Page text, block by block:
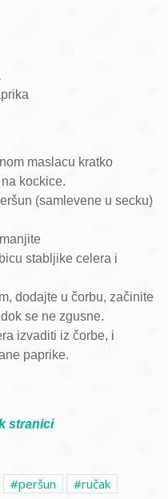
maslacu kratko
kockice.
(samlevene u secku)
stabljike celera i
dodajte u čorbu, začinite
se ne zgusne.
izvaditi iz čorbe, i
paprike.
stranici
peršun ručak